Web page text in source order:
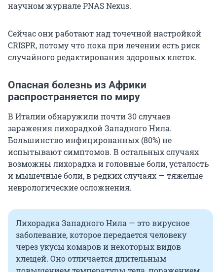
научном журнале PNAS Nexus.
Сейчас они работают над точечной настройкой
CRISPR, потому что пока при лечении есть риск
случайного редактирования здоровых клеток.
Опасная болезнь из Африки
распространяется по миру
В Италии обнаружили почти 30 случаев
заражения лихорадкой Западного Нила.
Большинство инфицированных (80%) не
испытывают симптомов. В остальных случаях
возможны лихорадка и головные боли, усталость
и мышечные боли, в редких случаях — тяжелые
неврологические осложнения.
Лихорадка Западного Нила — это вирусное
заболевание, которое передается человеку
через укусы комаров и некоторых видов
клещей. Оно отличается длительным